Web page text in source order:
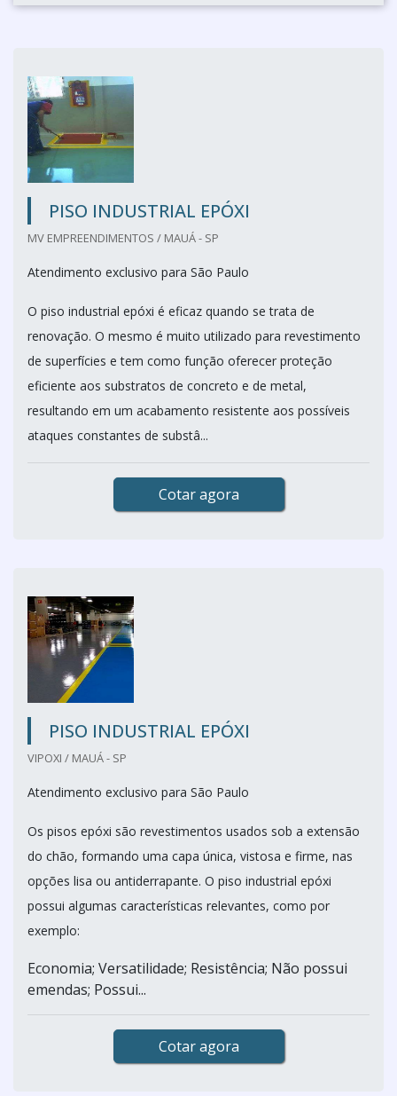
PISO INDUSTRIAL EPÓXI
MV EMPREENDIMENTOS / MAUÁ - SP
Atendimento exclusivo para São Paulo
O piso industrial epóxi é eficaz quando se trata de
renovação. O mesmo é muito utilizado para revestimento
de superfícies e tem como função oferecer proteção
eficiente aos substratos de concreto e de metal,
resultando em um acabamento resistente aos possíveis
ataques constantes de substâ...
Cotar agora
PISO INDUSTRIAL EPÓXI
VIPOXI / MAUÁ - SP
Atendimento exclusivo para São Paulo
Os pisos epóxi são revestimentos usados sob a extensão
do chão, formando uma capa única, vistosa e firme, nas
opções lisa ou antiderrapante. O piso industrial epóxi
possui algumas características relevantes, como por
exemplo:
Economia; Versatilidade; Resistência; Não possui
emendas; Possui...
Cotar agora